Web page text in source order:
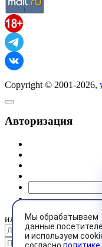
Мы обрабатываем
данные
и используем
Copyright © 2001-2026,
Авторизация
или